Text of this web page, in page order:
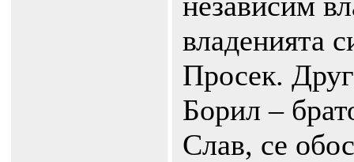
владенията
Просек.
Борил –
Слав, се